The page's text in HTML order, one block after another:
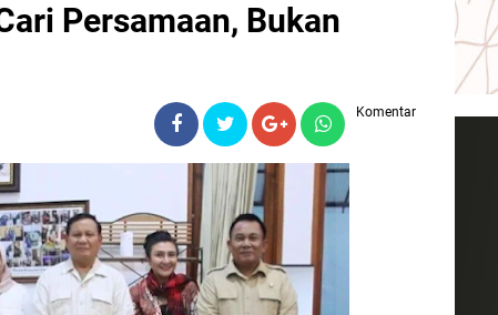
Persamaan, Bukan
Komentar